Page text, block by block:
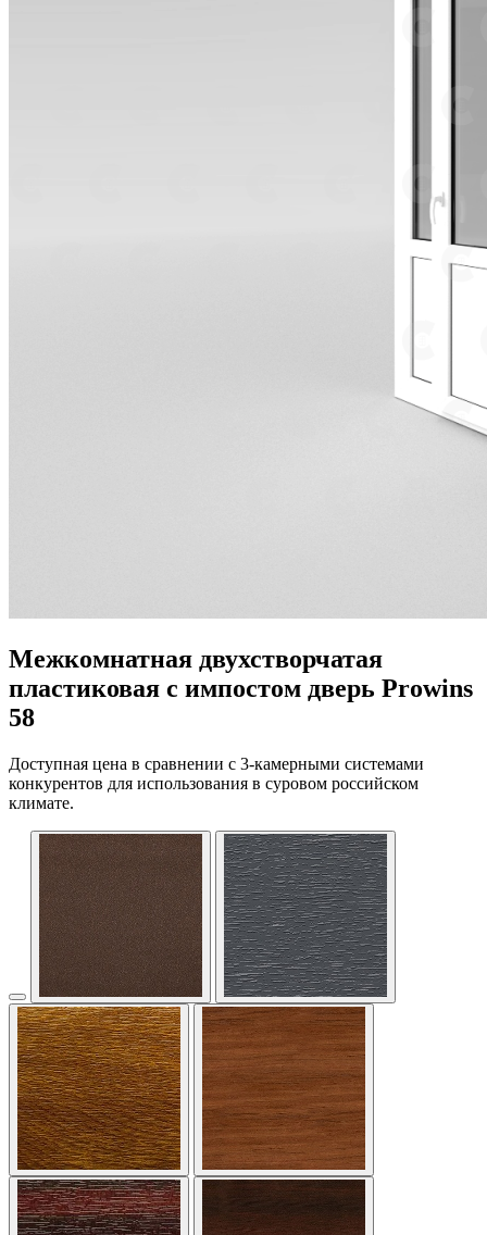
Межкомнатная двухстворчатая
пластиковая с импостом дверь Prowins
58
Доступная цена в сравнении с 3-камерными системами
конкурентов для использования в суровом российском
климате.